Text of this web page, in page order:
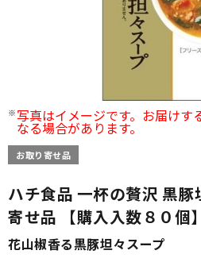
写真はイメージです。お届けす
なる場合があります。
お取り寄せ品
ハチ食品 一杯の贅沢 黒
寄せ品 【購入入数８０個】
花山椒香る黒豚坦々スープ